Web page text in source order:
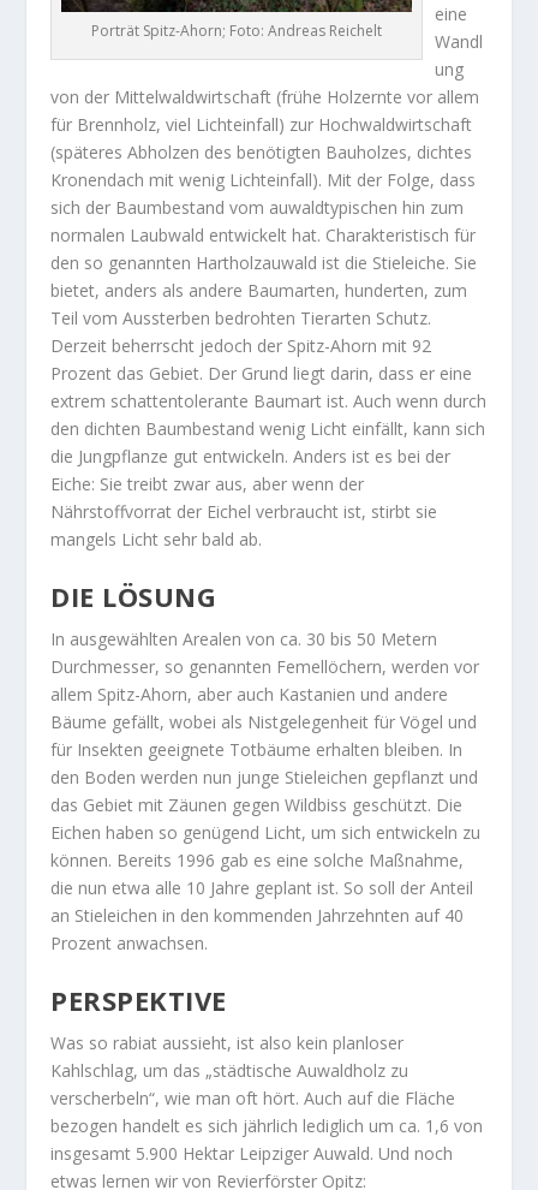
Porträt Spitz-Ahorn; Foto: Andreas Reichelt
eine
Wandl
ung
von der Mittelwaldwirtschaft (frühe Holzernte vor allem
für Brennholz, viel Lichteinfall) zur Hochwaldwirtschaft
(späteres Abholzen des benötigten Bauholzes, dichtes
Kronendach mit wenig Lichteinfall). Mit der Folge, dass
sich der Baumbestand vom auwaldtypischen hin zum
normalen Laubwald entwickelt hat. Charakteristisch für
den so genannten Hartholzauwald ist die Stieleiche. Sie
bietet, anders als andere Baumarten, hunderten, zum
Teil vom Aussterben bedrohten Tierarten Schutz.
Derzeit beherrscht jedoch der Spitz-Ahorn mit 92
Prozent das Gebiet. Der Grund liegt darin, dass er eine
extrem schattentolerante Baumart ist. Auch wenn durch
den dichten Baumbestand wenig Licht einfällt, kann sich
die Jungpflanze gut entwickeln. Anders ist es bei der
Eiche: Sie treibt zwar aus, aber wenn der
Nährstoffvorrat der Eichel verbraucht ist, stirbt sie
mangels Licht sehr bald ab.
DIE LÖSUNG
In ausgewählten Arealen von ca. 30 bis 50 Metern
Durchmesser, so genannten Femellöchern, werden vor
allem Spitz-Ahorn, aber auch Kastanien und andere
Bäume gefällt, wobei als Nistgelegenheit für Vögel und
für Insekten geeignete Totbäume erhalten bleiben. In
den Boden werden nun junge Stieleichen gepflanzt und
das Gebiet mit Zäunen gegen Wildbiss geschützt. Die
Eichen haben so genügend Licht, um sich entwickeln zu
können. Bereits 1996 gab es eine solche Maßnahme,
die nun etwa alle 10 Jahre geplant ist. So soll der Anteil
an Stiel­eichen in den kommenden Jahrzehnten auf 40
Prozent anwachsen.
PERSPEKTIVE
Was so rabiat aussieht, ist also kein planloser
Kahlschlag, um das „städtische Auwaldholz zu
verscherbeln“, wie man oft hört. Auch auf die Fläche
bezogen handelt es sich jährlich lediglich um ca. 1,6 von
insgesamt 5.900 Hektar Leipziger Auwald. Und noch
etwas lernen wir von Revierförster Opitz: